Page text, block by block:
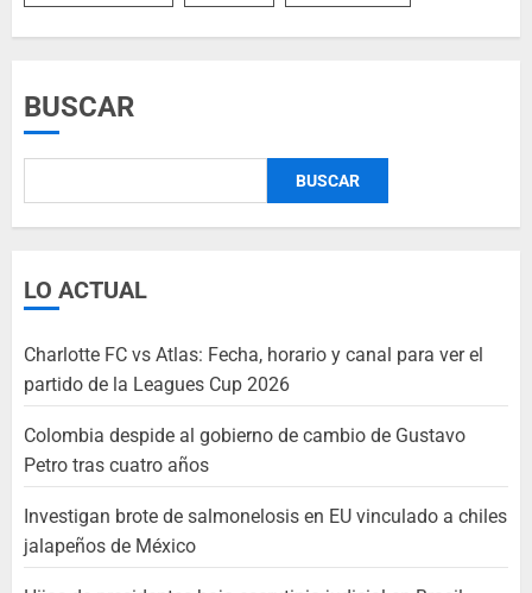
BUSCAR
BUSCAR
LO ACTUAL
Charlotte FC vs Atlas: Fecha, horario y canal para ver el
partido de la Leagues Cup 2026
Colombia despide al gobierno de cambio de Gustavo
Petro tras cuatro años
Investigan brote de salmonelosis en EU vinculado a chiles
jalapeños de México